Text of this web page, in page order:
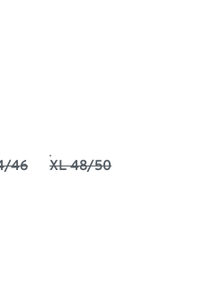
46 XL 48/50